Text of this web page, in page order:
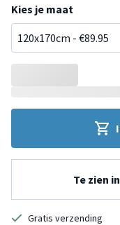
Kies je maat
Te zien
Gratis verzending